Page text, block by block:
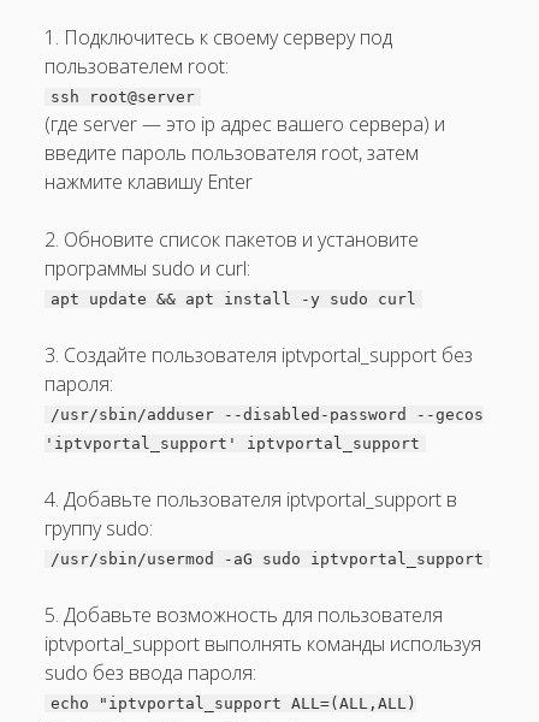
1. Подключитесь к своему серверу под
пользователем root:
ssh root@server
(где server — это ip адрес вашего сервера) и
введите пароль пользователя root, затем
нажмите клавишу Enter
2. Обновите список пакетов и установите
программы sudo и curl:
apt update && apt install -y sudo curl
3. Создайте пользователя iptvportal_support без
пароля:
/usr/sbin/adduser --disabled-password --gecos
'iptvportal_support' iptvportal_support
4. Добавьте пользователя iptvportal_support в
группу sudo:
/usr/sbin/usermod -aG sudo iptvportal_support
5. Добавьте возможность для пользователя
iptvportal_support выполнять команды используя
sudo без ввода пароля:
echo "iptvportal_support ALL=(ALL,ALL)